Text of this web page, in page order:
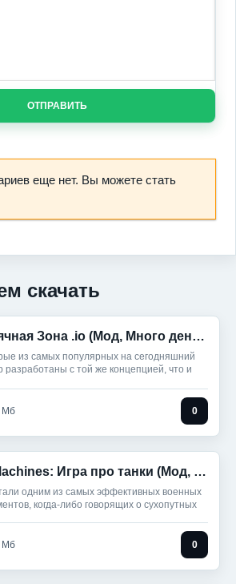
ОТПРАВИТЬ
еще нет. Вы можете стать
скачать
Червячная Зона .io (Мод, Много денег)
из самых популярных на сегодняшний
разработаны с той же концепцией, что и
Мб 0
War Machines: Игра про танки (Мод, Враги на карте)
одним из самых эффективных военных
когда-либо говорящих о сухопутных
Мб 0